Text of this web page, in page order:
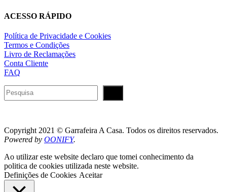
ACESSO RÁPIDO
Política de Privacidade e Cookies
Termos e Condições
Livro de Reclamações
Conta Cliente
FAQ
Pesquisar
Copyright 2021 © Garrafeira A Casa. Todos os direitos reservados.
Powered by OONIFY.
Ao utilizar este website declaro que tomei conhecimento da
politica de cookies utilizada neste website.
Definições de Cookies Aceitar